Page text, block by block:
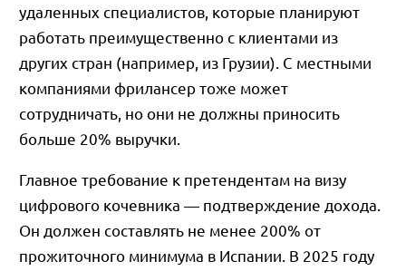
удаленных специалистов, которые планируют
работать преимущественно с клиентами из
других стран (например, из Грузии). С местными
компаниями фрилансер тоже может
сотрудничать, но они не должны приносить
больше 20% выручки.
Главное требование к претендентам на визу
цифрового кочевника — подтверждение дохода.
Он должен составлять не менее 200% от
прожиточного минимума в Испании. В 2025 году